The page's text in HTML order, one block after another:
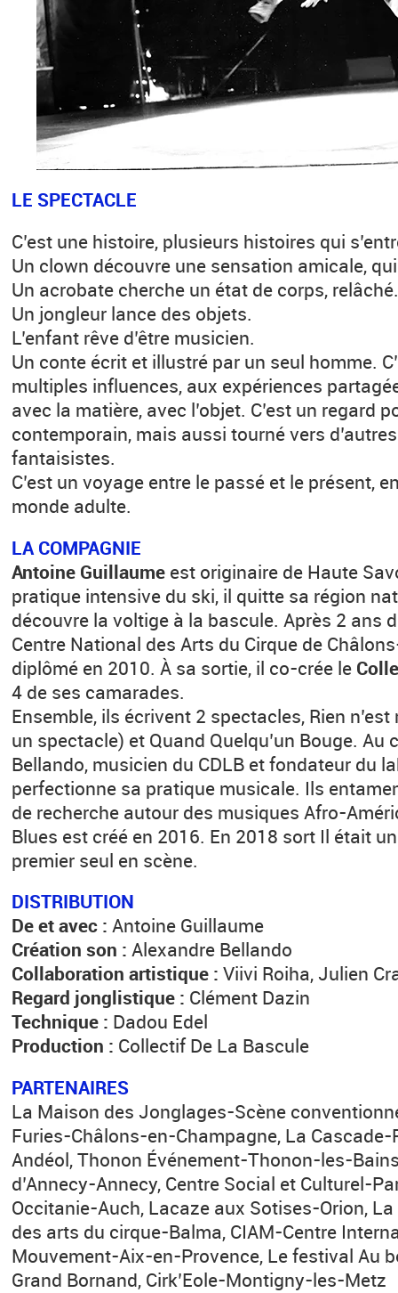
LE SPECTACLE
C’est une histoire, plusieurs histoires qui
Un clown découvre une sensation amicale,
Un acrobate cherche un état de corps,
Un jongleur lance des objets.
L’enfant rêve d’être musicien.
Un conte écrit et illustré par un seul homme.
multiples influences, aux expériences
avec la matière, avec l’objet. C’est un regard
contemporain, mais aussi tourné vers
fantaisistes.
C’est un voyage entre le passé et le présent,
monde adulte.
LA COMPAGNIE
Antoine Guillaume est originaire de Haute
pratique intensive du ski, il quitte sa région
découvre la voltige à la bascule. Après 2 ans
Centre National des Arts du Cirque de
diplômé en 2010. À sa sortie, il co-crée le
4 de ses camarades.
Ensemble, ils écrivent 2 spectacles, Rien
un spectacle) et Quand Quelqu’un Bouge. Au
Bellando, musicien du CDLB et fondateur du
perfectionne sa pratique musicale. Ils
de recherche autour des musiques Afro-
Blues est créé en 2016. En 2018 sort Il était
premier seul en scène.
DISTRIBUTION
De et avec :Antoine Guillaume
Création son : Alexandre Bellando
Collaboration artistique :Viivi Roiha, Julien
Regard jonglistique : Clément Dazin
Technique : Dadou Edel
Production : Collectif De La Bascule
PARTENAIRES
La Maison des Jonglages-Scène
Furies-Châlons-en-Champagne, La
Andéol, Thonon Événement-Thonon-les-
d’Annecy-Annecy, Centre Social et Culturel-
Occitanie-Auch, Lacaze aux Sotises-Orion,
des arts du cirque-Balma, CIAM-Centre
Mouvement-Aix-en-Provence, Le festival Au
Grand Bornand, Cirk’Eole-Montigny-les-Metz